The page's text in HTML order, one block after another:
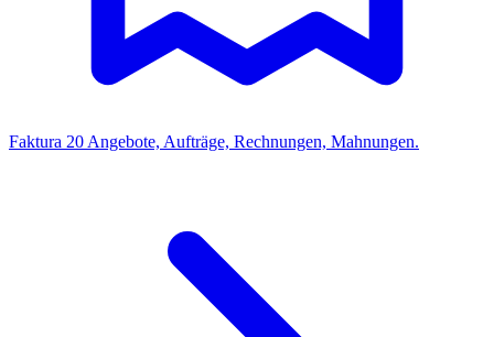
Faktura 20 Angebote, Aufträge, Rechnungen, Mahnungen.